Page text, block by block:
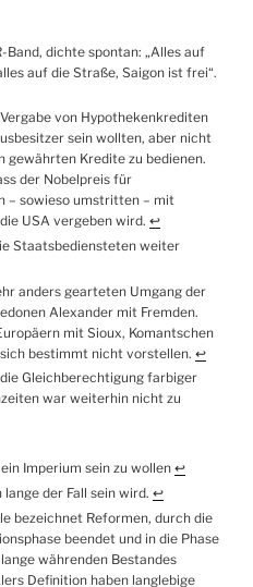
Band, dichte spontan: „Alles auf
auf die Straße, Saigon ist frei“.
von Hypothekenkrediten
sein wollten, aber nicht
gewährten Kredite zu bedienen.
der Nobelpreis für
– sowieso umstritten – mit
USA vergeben wird. ↩︎
Staatsbediensteten weiter
anders gearteten Umgang der
Alexander mit Fremden.
mit Sioux, Komantschen
bestimmt nicht vorstellen. ↩︎
Gleichberechtigung farbiger
war weiterhin nicht zu
Imperium sein zu wollen ↩︎
der Fall sein wird. ↩︎
bezeichnet Reformen, durch die
beendet und in die Phase
währenden Bestandes
Definition haben langlebige